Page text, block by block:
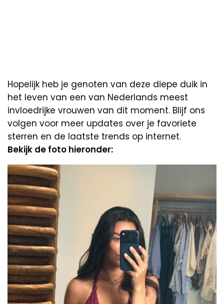
Hopelijk heb je genoten van deze diepe duik in
het leven van een van Nederlands meest
invloedrijke vrouwen van dit moment. Blijf ons
volgen voor meer updates over je favoriete
sterren en de laatste trends op internet.
Bekijk de foto hieronder: